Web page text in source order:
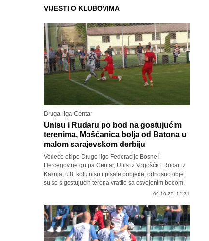
VIJESTI O KLUBOVIMA
Druga liga Centar
Unisu i Rudaru po bod na gostujućim
terenima, Mošćanica bolja od Batona u
malom sarajevskom derbiju
Vodeće ekipe Druge lige Federacije Bosne i
Hercegovine grupa Centar, Unis iz Vogošće i Rudar iz
Kaknja, u 8. kolu nisu upisale pobjede, odnosno obje
su se s gostujućih terena vratile sa osvojenim bodom.
06.10.25. 12:31